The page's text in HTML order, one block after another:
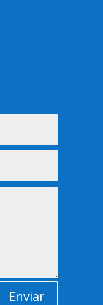
Enviar